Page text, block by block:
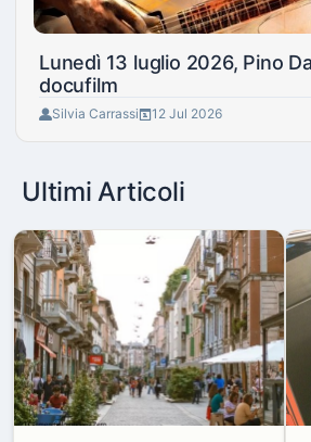
Lunedì 13 luglio 2026, Pino
docufilm
Silvia Carrassi 12 Jul 2026
Ultimi Articoli